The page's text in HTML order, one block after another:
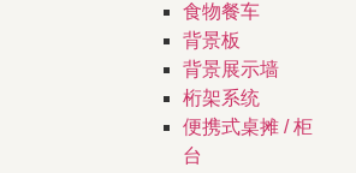
食物餐车
背景板
背景展示墙
桁架系统
便携式桌摊 / 柜
台